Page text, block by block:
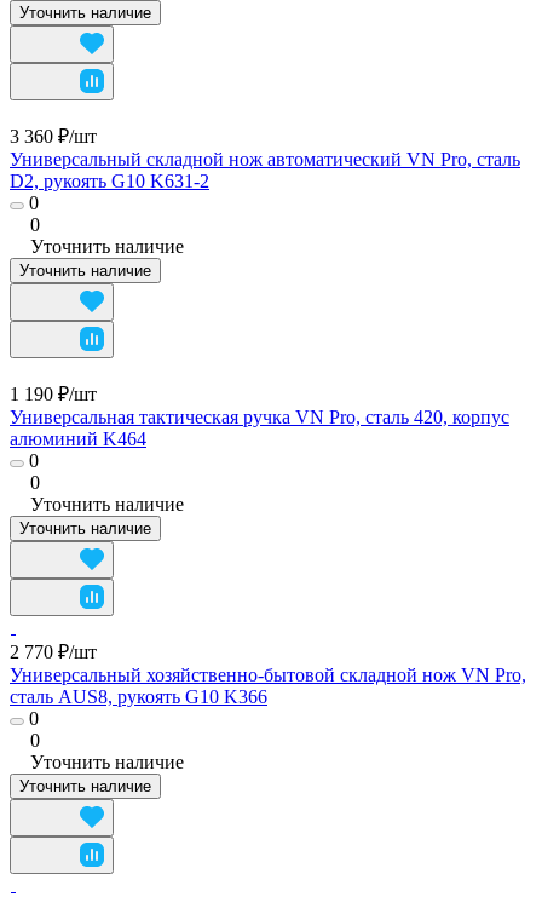
Уточнить наличие
3 360 ₽/шт
Универсальный складной нож автоматический VN Pro, сталь
D2, рукоять G10 K631-2
0
0
Уточнить наличие
Уточнить наличие
1 190 ₽/шт
Универсальная тактическая ручка VN Pro, сталь 420, корпус
алюминий K464
0
0
Уточнить наличие
Уточнить наличие
2 770 ₽/шт
Универсальный хозяйственно-бытовой складной нож VN Pro,
сталь AUS8, рукоять G10 K366
0
0
Уточнить наличие
Уточнить наличие